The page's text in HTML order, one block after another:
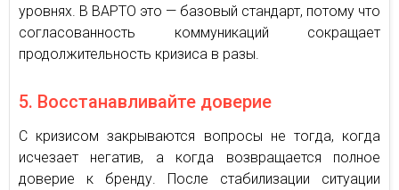
уровнях. В ВАРТО это — базовый стандарт, потому что
согласованность коммуникаций сокращает
продолжительность кризиса в разы.
5. Восстанавливайте доверие
С кризисом закрываются вопросы не тогда, когда
исчезает негатив, а когда возвращается полное
доверие к бренду. После стабилизации ситуации